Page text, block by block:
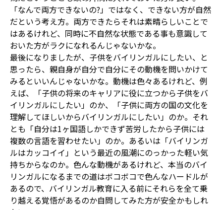
「なんで両方できないの?」ではなく、できない方が自然
だという考え方。両方できたらそれは素晴らしいことで
はあるけれど、同時に不自然な状態である事も意識して
おいた方がラクになれるんじゃないかな。
最後になりましたが、子供をバイリンガルにしたい、と
思ったら、親自身が自分で自分にその動機を問いかけて
みるといいんじゃないかな。動機は色々あるけれど、例
えば、「子供の将来のキャリアに役に立つから子供をバ
イリンガルにしたい」のか、「子供に両方の国の文化を
理解してほしいからバイリンガルにしたい」のか。それ
とも「自分は1ヶ国語しかできず苦労したから子供には
複数の言語を習わせたい」のか。あるいは「バイリンガ
ルはカッコイイ」という最近の風潮にのっかった軽い気
持ちからなのか。色んな動機があるけれど、本当のバイ
リンガルになるまでの道はボコボコで色んなハードルが
あるので、バイリンガル教育に入る前にそれらを全て乗
り越える覚悟があるのか自問してみた方が安全かもしれ